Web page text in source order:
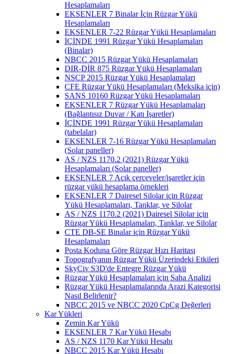
Hesaplamaları
EKSENLER 7 Binalar İçin Rüzgar Yükü
Hesaplamaları
EKSENLER 7-22 Rüzgar Yükü Hesaplamaları
İÇİNDE 1991 Rüzgar Yükü Hesaplamaları
(Binalar)
NBCC 2015 Rüzgar Yükü Hesaplamaları
DIR-DİR 875 Rüzgar Yükü Hesaplamaları
NSCP 2015 Rüzgar Yükü Hesaplamaları
CFE Rüzgar Yükü Hesaplamaları (Meksika için)
SANS 10160 Rüzgar Yükü Hesaplamaları
EKSENLER 7 Rüzgar Yükü Hesaplamaları
(Bağlantısız Duvar / Katı İşaretler)
İÇİNDE 1991 Rüzgar Yükü Hesaplamaları
(tabelalar)
EKSENLER 7-16 Rüzgar Yükü Hesaplamaları
(Solar paneller)
AS / NZS 1170.2 (2021) Rüzgar Yükü
Hesaplamaları (Solar paneller)
EKSENLER 7 Açık çerçeveler/işaretler için
rüzgar yükü hesaplama örnekleri
EKSENLER 7 Dairesel Silolar için Rüzgar
Yükü Hesaplamaları, Tanklar, ve Silolar
AS / NZS 1170.2 (2021) Dairesel Silolar için
Rüzgar Yükü Hesaplamaları, Tanklar, ve Silolar
CTE DB-SE Binalar için Rüzgar Yükü
Hesaplamaları
Posta Koduna Göre Rüzgar Hızı Haritası
Topografyanın Rüzgar Yükü Üzerindeki Etkileri
SkyCiv S3D'de Entegre Rüzgar Yükü
Rüzgar Yükü Hesaplamaları için Saha Analizi
Rüzgar Yükü Hesaplamalarında Arazi Kategorisi
Nasıl Belirlenir?
NBCC 2015 ve NBCC 2020 CpCg Değerleri
Kar Yükleri
Zemin Kar Yükü
EKSENLER 7 Kar Yükü Hesabı
AS / NZS 1170 Kar Yükü Hesabı
NBCC 2015 Kar Yükü Hesabı